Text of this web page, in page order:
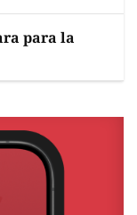
para la